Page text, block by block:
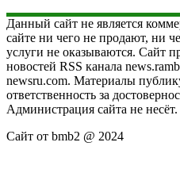
Данный сайт не является
сайте ни чего не продают, ни
услуги не оказываются. Сайт
новостей RSS канала
newsru.com. Материалы
ответственность за
Администрация сайта не несёт.
Сайт от bmb2 @ 2024